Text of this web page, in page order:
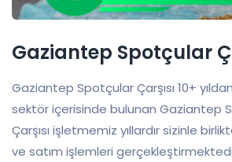
Gaziantep Spotçular
Gaziantep Spotçular Çarşısı 10+
sektör içerisinde bulunan Gaziantep
Çarşısı işletmemiz yıllardır sizinle
ve satım işlemleri